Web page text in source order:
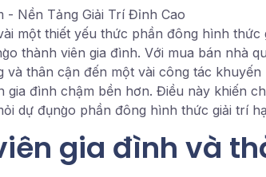
một thiết yếu thức phần đông hình
thành viên gia đình. Với mua bán nhà
thân cận đến một vài công tác
gia đình chậm bền hơn. Điều này khiến
dự đụng̀o phần đông hình thức giải trí
gia đình và